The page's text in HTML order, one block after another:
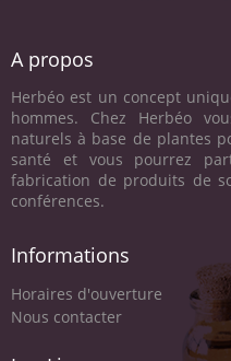
A propos
Herbéo est un concept
hommes. Chez Herbéo
naturels à base de plantes
santé et vous pourrez
fabrication de produits de
conférences.
Informations
Horaires d'ouverture
Nous contacter